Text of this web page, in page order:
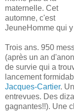
maternelle. Cet
automne, c'est
JeuneHomme qui
Trois ans. 950
(après un an
de survie qui a
lancement
Jacques-Cartier.
entrevues. Des
gagnantes!!). Une